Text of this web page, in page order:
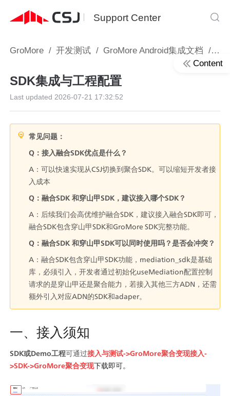
Support Center
GroMore / 开发测试 / GroMore Android集成文档 /
SDK集成与工程配置
Last updated 2026-07-21 17:32:52
常见问题：
Q：接入融合SDK优点是什么？
A：可以快速实现从CSJ切换到聚合SDK。可以缩短开发者接
入成本
Q：融合SDK 和穿山甲SDK，建议接入哪个SDK？
A：后续我们会高优维护融合SDK，建议接入融合SDK即可，
融合SDK包含穿山甲SDK和GroMore SDK完整功能。
Q：融合SDK 和穿山甲SDK可以同时使用吗？是否会冲突？
A：融合SDK包含穿山甲SDK功能，mediation_sdk是基础
库，必须引入，开发者通过初始化useMediation配置控制
请求的是穿山甲还是聚合能力，若接入其他三方ADN，还需
额外引入对应ADN的SDK和adaper。
一、接入须知
SDK或Demo工程可通过接入与测试->GroMore聚合变现接入-
>SDK->GroMore聚合变现下载即可。
Content